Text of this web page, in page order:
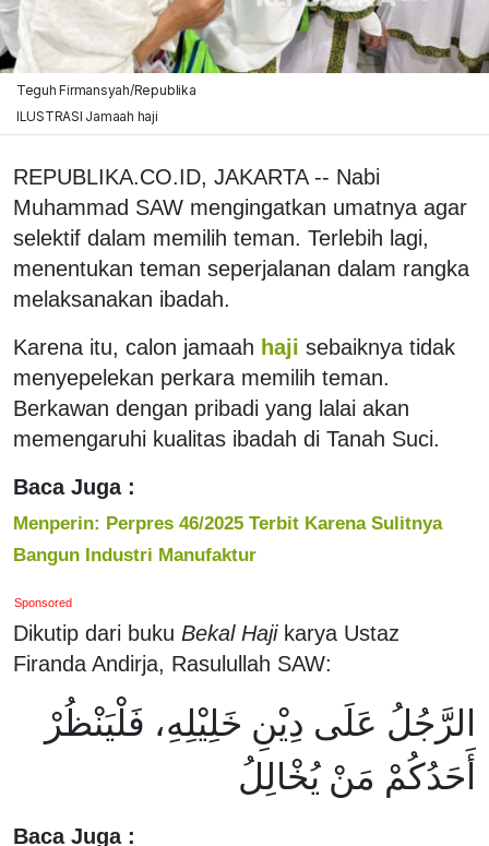
Teguh Firmansyah/Republika
ILUSTRASI Jamaah haji
REPUBLIKA.CO.ID, JAKARTA -- Nabi
Muhammad SAW mengingatkan umatnya agar
selektif dalam memilih teman. Terlebih lagi,
menentukan teman seperjalanan dalam rangka
melaksanakan ibadah.
Karena itu, calon jamaah haji sebaiknya tidak
menyepelekan perkara memilih teman.
Berkawan dengan pribadi yang lalai akan
memengaruhi kualitas ibadah di Tanah Suci.
Baca Juga :
Menperin: Perpres 46/2025 Terbit Karena Sulitnya
Bangun Industri Manufaktur
Sponsored
Dikutip dari buku Bekal Hajikarya Ustaz
Firanda Andirja, Rasulullah SAW:
الرَّجُلُ عَلَى دِيْنِ خَلِيْلِهِ، فَلْيَنْظُرْ
أَحَدُكُمْ مَنْ يُخْالِلُ
Baca Juga :